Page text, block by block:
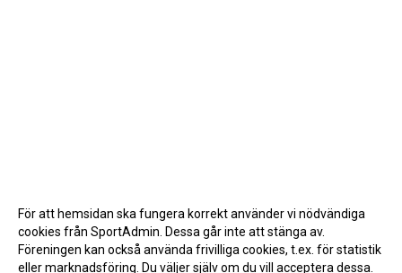
För att hemsidan ska fungera korrekt använder vi nödvändiga
cookies från SportAdmin. Dessa går inte att stänga av.
Föreningen kan också använda frivilliga cookies, t.ex. för statistik
eller marknadsföring. Du väljer själv om du vill acceptera dessa.